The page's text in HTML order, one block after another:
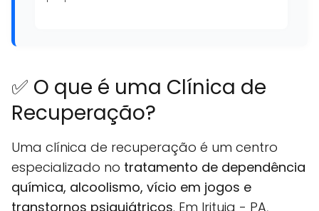
✅ O que é uma Clínica de
Recuperação?
Uma clínica de recuperação é um centro
especializado no tratamento de dependência
química, alcoolismo, vício em jogos e
transtornos psiquiátricos. Em Irituia - PA,